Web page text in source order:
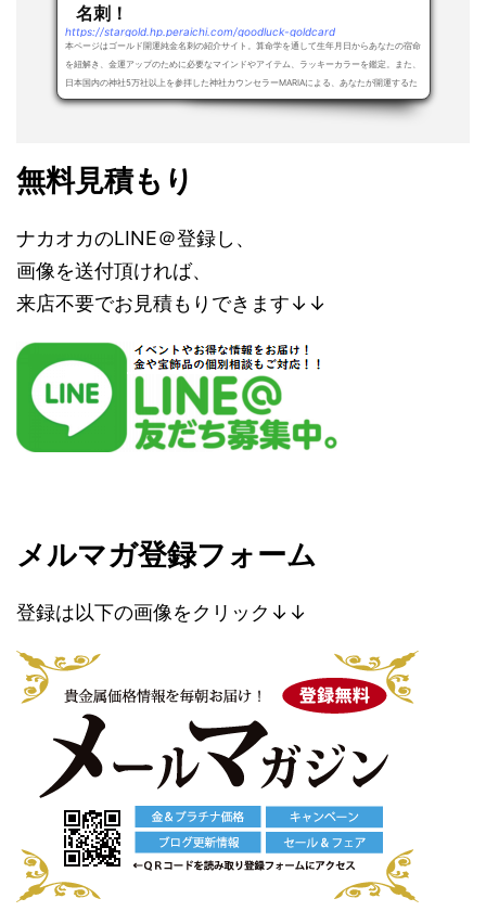
名刺！
https://stargold.hp.peraichi.com/goodluck-goldcard
本ページはゴールド開運純金名刺の紹介サイト。算命学を通して生年月日からあなたの宿命
を紐解き、金運アップのために必要なマインドやアイテム、ラッキーカラーを鑑定。また、
日本国内の神社5万社以上を参拝した神社カウンセラーMARIAによる、あなたが開運するた
め...
無料見積もり
ナカオカのLINE＠登録し、
画像を送付頂ければ、
来店不要でお見積もりできます↓↓
メルマガ登録フォーム
登録は以下の画像をクリック↓↓